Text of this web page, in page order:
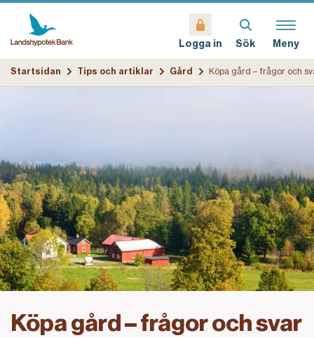
Logga in Sök Meny
Startsidan Tips och artiklar Gård
Köpa gård – frågor och svar